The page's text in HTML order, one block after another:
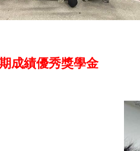
成績優秀獎學金